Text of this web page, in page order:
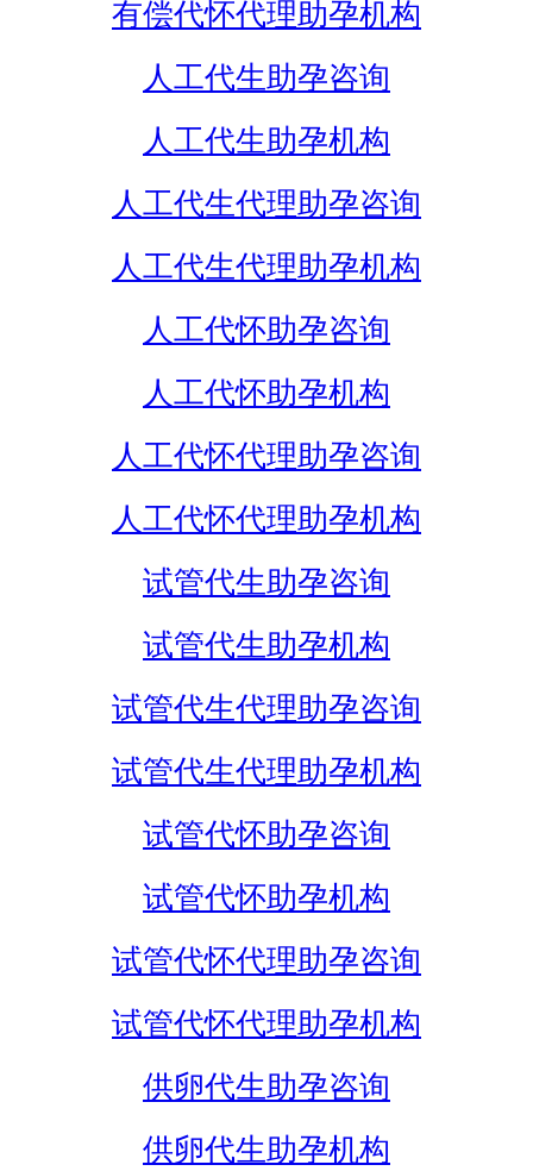
有偿代怀代理助孕机构
人工代生助孕咨询
人工代生助孕机构
人工代生代理助孕咨询
人工代生代理助孕机构
人工代怀助孕咨询
人工代怀助孕机构
人工代怀代理助孕咨询
人工代怀代理助孕机构
试管代生助孕咨询
试管代生助孕机构
试管代生代理助孕咨询
试管代生代理助孕机构
试管代怀助孕咨询
试管代怀助孕机构
试管代怀代理助孕咨询
试管代怀代理助孕机构
供卵代生助孕咨询
供卵代生助孕机构